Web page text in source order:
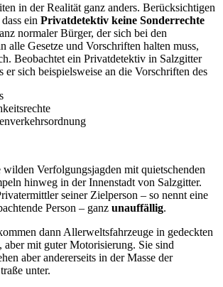
in der Realität ganz anders. Berücksichtigen
ein Privatdetektiv keine Sonderrechte
normaler Bürger, der sich bei den
alle Gesetze und Vorschriften halten muss,
Beobachtet ein Privatdetektiv in Salzgitter
er sich beispielsweise an die Vorschriften des
Verfolgungsjagden mit quietschenden
hinweg in der Innenstadt von Salzgitter.
seiner Zielperson – so nennt eine
Person – ganz unauffällig.
dann Allerweltsfahrzeuge in gedeckten
aber mit guter Motorisierung. Sie sind
aber andererseits in der Masse der
unter.